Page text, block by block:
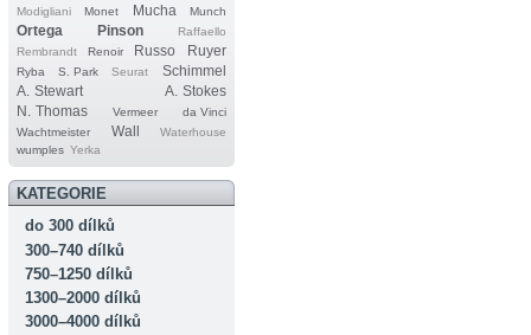
Modigliani Monet Mucha Munch
Ortega Pinson
Raffaello
Rembrandt
Renoir Russo Ruyer
Ryba S. Park Seurat
Schimmel
A. Stewart
A. Stokes
N. Thomas
Vermeer
da Vinci
Wachtmeister
Wall
Waterhouse
wumples Yerka
KATEGORIE
do 300 dílků
300–740 dílků
750–1250 dílků
1300–2000 dílků
3000–4000 dílků